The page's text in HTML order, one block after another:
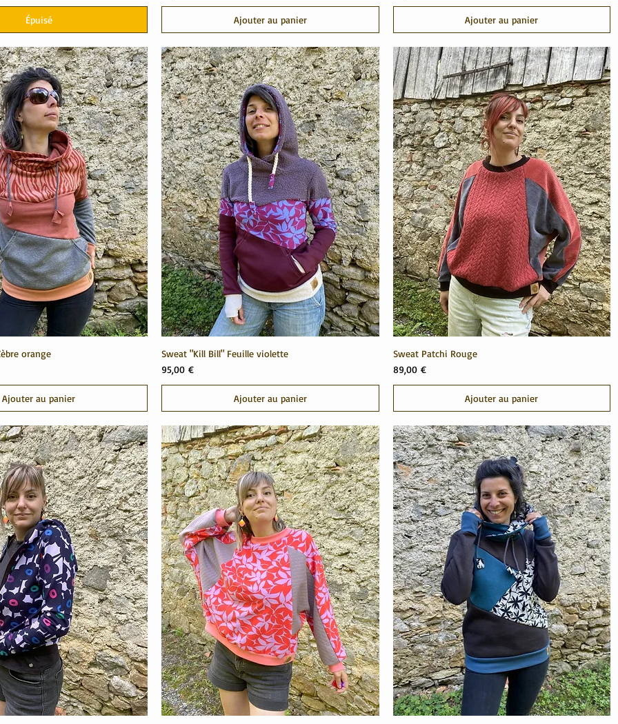
Épuisé Ajouter au panier Ajouter au panier
orange
Ajouter au panier
Sweat "Kill Bill" Feuille violette
Prix
95,00 €
Ajouter au panier
Sweat Patchi Rouge
Prix
89,00 €
Ajouter au panier